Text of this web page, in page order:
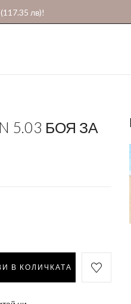
лв)!
5.03 БОЯ ЗА
В КОЛИЧКАТА